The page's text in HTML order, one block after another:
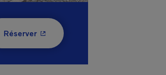
Réserver- Cet hyperlien s'ouvrira dans